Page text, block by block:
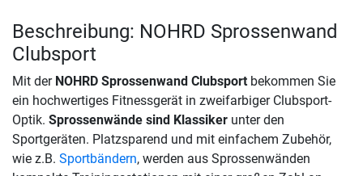
Beschreibung: NOHRD Sprossenwand
Clubsport
Mit der NOHRD Sprossenwand Clubsport bekommen Sie
ein hochwertiges Fitnessgerät in zweifarbiger Clubsport-
Optik. Sprossenwände sind Klassiker unter den
Sportgeräten. Platzsparend und mit einfachem Zubehör,
wie z.B. Sportbändern, werden aus Sprossenwänden